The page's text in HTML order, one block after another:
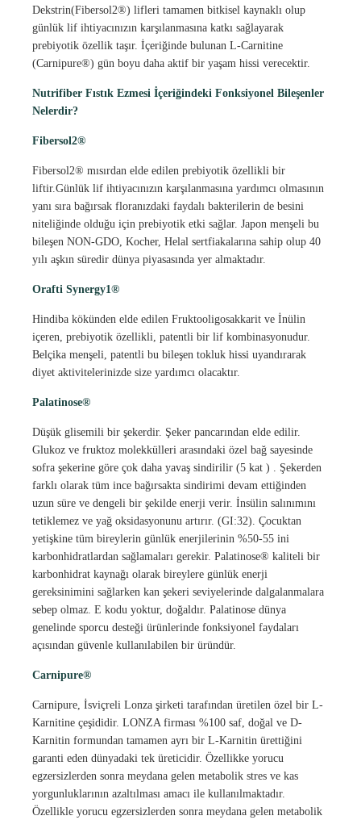
Dekstrin(Fibersol2®) lifleri tamamen bitkisel kaynaklı olup
günlük lif ihtiyacınızın karşılanmasına katkı sağlayarak
prebiyotik özellik taşır. İçeriğinde bulunan L-Carnitine
(Carnipure®) gün boyu daha aktif bir yaşam hissi verecektir.
Nutrifiber Fıstık Ezmesi İçeriğindeki Fonksiyonel Bileşenler
Nelerdir?
Fibersol2®
Fibersol2® mısırdan elde edilen prebiyotik özellikli bir
liftir.Günlük lif ihtiyacınızın karşılanmasına yardımcı olmasının
yanı sıra bağırsak floranızdaki faydalı bakterilerin de besini
niteliğinde olduğu için prebiyotik etki sağlar. Japon menşeli bu
bileşen NON-GDO, Kocher, Helal sertfiakalarına sahip olup 40
yılı aşkın süredir dünya piyasasında yer almaktadır.
Orafti Synergy1®
Hindiba kökünden elde edilen Fruktooligosakkarit ve İnülin
içeren, prebiyotik özellikli, patentli bir lif kombinasyonudur.
Belçika menşeli, patentli bu bileşen tokluk hissi uyandırarak
diyet aktivitelerinizde size yardımcı olacaktır.
Palatinose®
Düşük glisemili bir şekerdir. Şeker pancarından elde edilir.
Glukoz ve fruktoz molekkülleri arasındaki özel bağ sayesinde
sofra şekerine göre çok daha yavaş sindirilir (5 kat ) . Şekerden
farklı olarak tüm ince bağırsakta sindirimi devam ettiğinden
uzun süre ve dengeli bir şekilde enerji verir. İnsülin salınımını
tetiklemez ve yağ oksidasyonunu artırır. (GI:32). Çocuktan
yetişkine tüm bireylerin günlük enerjilerinin %50-55 ini
karbonhidratlardan sağlamaları gerekir. Palatinose® kaliteli bir
karbonhidrat kaynağı olarak bireylere günlük enerji
gereksinimini sağlarken kan şekeri seviyelerinde dalgalanmalara
sebep olmaz. E kodu yoktur, doğaldır. Palatinose dünya
genelinde sporcu desteği ürünlerinde fonksiyonel faydaları
açısından güvenle kullanılabilen bir üründür.
Carnipure®
Carnipure, İsviçreli Lonza şirketi tarafından üretilen özel bir L-
Karnitine çeşididir. LONZA firması %100 saf, doğal ve D-
Karnitin formundan tamamen ayrı bir L-Karnitin ürettiğini
garanti eden dünyadaki tek üreticidir. Özellikke yorucu
egzersizlerden sonra meydana gelen metabolik stres ve kas
yorgunluklarının azaltılması amacı ile kullanılmaktadır.
Özellikle yorucu egzersizlerden sonra meydana gelen metabolik